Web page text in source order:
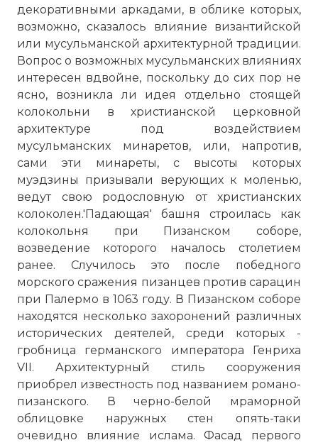
декоративными аркадами, в облике которых,
возможно, сказалось влияние византийской
или мусульманской архитектурной традиции.
Вопрос о возможных мусульманских влияниях
интересен вдвойне, поскольку до сих пор не
ясно, возникла ли идея отдельно стоящей
колокольни в христианской церковной
архитектуре под воздействием
мусульманских минаретов, или, напротив,
сами эти минареты, с высоты которых
муэдзины призывали верующих к моленью,
ведут свою родословную от христианских
колоколен.'Падающая' башня строилась как
колокольня при Пизанском соборе,
возведение которого началось столетием
ранее. Случилось это после победного
морского сражения пизанцев против сарацин
при Палермо в 1063 году. В Пизанском соборе
находятся несколько захоронений различных
исторических деятелей, среди которых -
гробница германского императора Генриха
VII. Архитектурный стиль сооружения
приобрел известность под названием романо-
пизанского. В черно-белой мраморной
облицовке наружных стен опять-таки
очевидно влияние ислама. Фасад первого
☓